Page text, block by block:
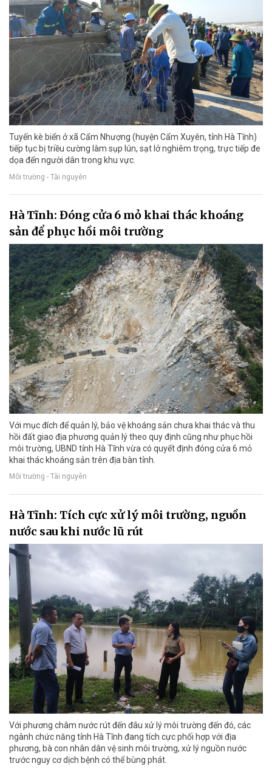
Tuyến kè biển ở xã Cẩm Nhượng (huyện Cẩm Xuyên, tỉnh Hà Tĩnh)
tiếp tục bị triều cường làm sụp lún, sạt lở nghiêm trọng, trực tiếp đe
dọa đến người dân trong khu vực.
Môi trường - Tài nguyên
Hà Tĩnh: Đóng cửa 6 mỏ khai thác khoáng
sản để phục hồi môi trường
Với mục đích để quản lý, bảo vệ khoáng sản chưa khai thác và thu
hồi đất giao địa phương quản lý theo quy định cũng như phục hồi
môi trường, UBND tỉnh Hà Tĩnh vừa có quyết định đóng cửa 6 mỏ
khai thác khoáng sản trên địa bàn tỉnh.
Môi trường - Tài nguyên
Hà Tĩnh: Tích cực xử lý môi trường, nguồn
nước sau khi nước lũ rút
Với phương châm nước rút đến đâu xử lý môi trường đến đó, các
ngành chức năng tỉnh Hà Tĩnh đang tích cực phối hợp với địa
phương, bà con nhân dân vệ sinh môi trường, xử lý nguồn nước
trước nguy cơ dịch bệnh có thể bùng phát.